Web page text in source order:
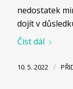
nedostatek
dojít v
Číst dál
10. 5. 2022 /